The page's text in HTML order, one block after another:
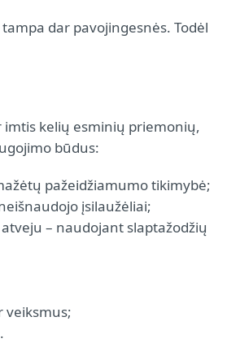
dar pavojingesnės. Todėl
kelių esminių priemonių,
būdus:
pažeidžiamumo tikimybė;
įsilaužėliai;
– naudojant slaptažodžių
veiksmus;